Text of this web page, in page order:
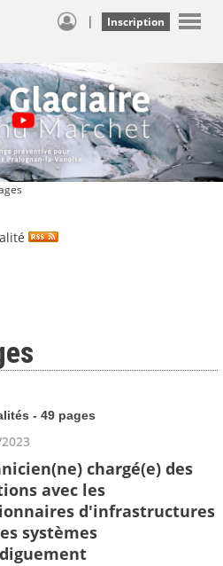
| Inscription
- 49 pages
chargé(e) des
avec les
d'infrastructures
systèmes